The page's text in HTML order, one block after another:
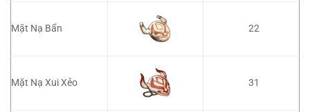
Mặt Nạ Bẩn 22
Mặt Nạ Xui Xẻo 31